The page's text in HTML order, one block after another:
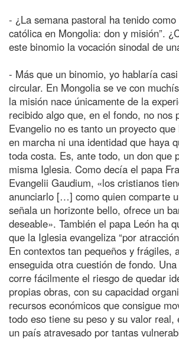
- ¿La semana pastoral ha tenido
católica en Mongolia: don y misión”.
este binomio la vocación sinodal de
- Más que un binomio, yo hablaría
circular. En Mongolia se ve con
la misión nace únicamente de la
recibido algo que, en el fondo, no nos
Evangelio no es tanto un proyecto
en marcha ni una identidad que haya
toda costa. Es, ante todo, un don que
misma Iglesia. Como decía el papa
Evangelii Gaudium, «los cristianos
anunciarlo […] como quien comparte
señala un horizonte bello, ofrece un
deseable». También el papa León ha
que la Iglesia evangeliza “por
En contextos tan pequeños y frágiles,
enseguida otra cuestión de fondo.
corre fácilmente el riesgo de quedar
propias obras, con su capacidad
recursos económicos que consigue
todo eso tiene su peso y su valor real,
un país atravesado por tantas